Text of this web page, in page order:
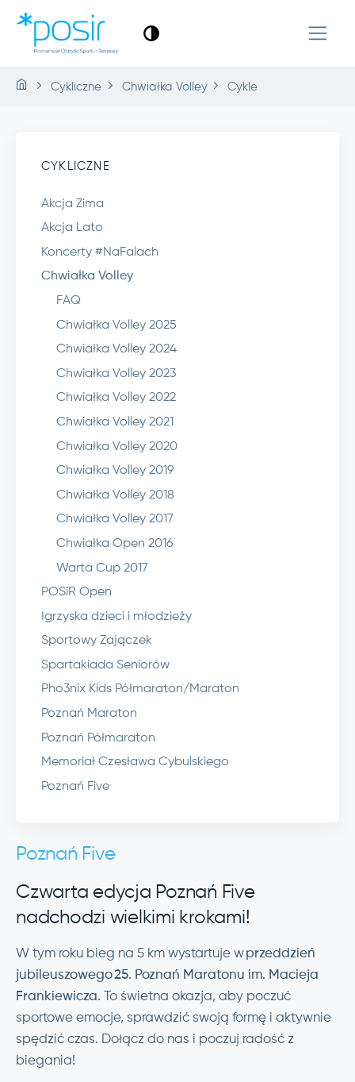
Cykliczne Chwiałka Volley Cykle
CYKLICZNE
Akcja Zima
Akcja Lato
Koncerty #NaFalach
Chwiałka Volley
FAQ
Chwiałka Volley 2025
Chwiałka Volley 2024
Chwiałka Volley 2023
Chwiałka Volley 2022
Chwiałka Volley 2021
Chwiałka Volley 2020
Chwiałka Volley 2019
Chwiałka Volley 2018
Chwiałka Volley 2017
Chwiałka Open 2016
Warta Cup 2017
POSiR Open
Igrzyska dzieci i młodzieży
Sportowy Zajączek
Spartakiada Seniorów
Pho3nix Kids Półmaraton/Maraton
Poznań Maraton
Poznań Półmaraton
Memoriał Czesława Cybulskiego
Poznań Five
Poznań Five
Czwarta edycja Poznań Five
nadchodzi wielkimi krokami!
W tym roku bieg na 5 km wystartuje wprzeddzień
jubileuszowego25. Poznań Maratonu im. Macieja
Frankiewicza. To świetna okazja, aby poczuć
sportowe emocje, sprawdzić swoją formę i aktywnie
spędzić czas. Dołącz do nas i poczuj radość z
biegania!